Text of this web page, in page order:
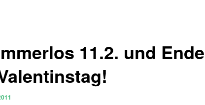
11.2. und Ende